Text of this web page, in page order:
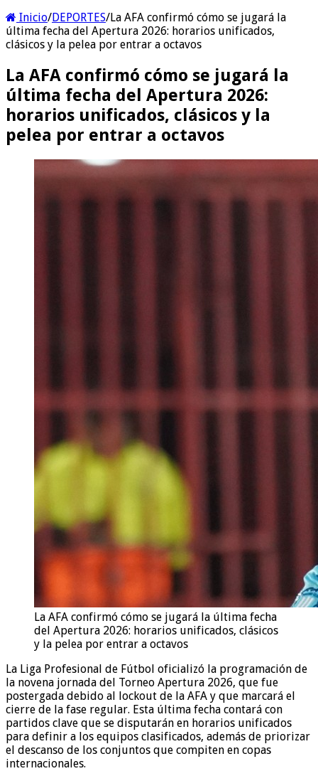
Inicio/DEPORTES/La AFA confirmó cómo se jugará la
última fecha del Apertura 2026: horarios unificados,
clásicos y la pelea por entrar a octavos
La AFA confirmó cómo se jugará la
última fecha del Apertura 2026:
horarios unificados, clásicos y la
pelea por entrar a octavos
La AFA confirmó cómo se jugará la última fecha
del Apertura 2026: horarios unificados, clásicos
y la pelea por entrar a octavos
La Liga Profesional de Fútbol oficializó la programación de
la novena jornada del Torneo Apertura 2026, que fue
postergada debido al lockout de la AFA y que marcará el
cierre de la fase regular. Esta última fecha contará con
partidos clave que se disputarán en horarios unificados
para definir a los equipos clasificados, además de priorizar
el descanso de los conjuntos que compiten en copas
internacionales.